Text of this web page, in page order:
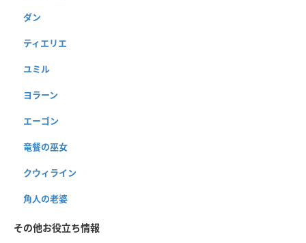
ダン
ティエリエ
ユミル
ヨラーン
エーゴン
竜餐の巫女
クウィライン
角人の老婆
その他お役立ち情報